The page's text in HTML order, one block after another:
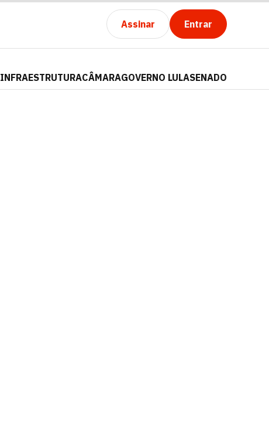
Assinar Entrar
INFRAESTRUTURACÂMARAGOVERNO LULASENADO